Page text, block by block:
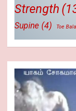
Strength
Supine (4) Toe